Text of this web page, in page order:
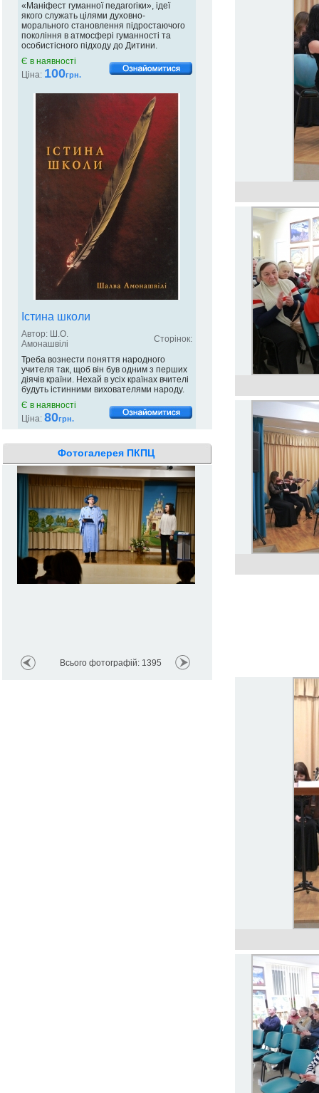
«Маніфест гуманної педагогіки», ідеї
якого служать цілями духовно-
морального становлення підростаючого
покоління в атмосфері гуманності та
особистісного підходу до Дитини.
Є в наявності
Ціна: 100грн.
Істина школи
Автор: Ш.О.
Амонашвілі
Сторінок:
Треба вознести поняття народного
учителя так, щоб він був одним з перших
діячів країни. Нехай в усіх країнах вчителі
будуть істинними вихователями народу.
Є в наявності
Ціна: 80грн.
Фотогалерея ПКПЦ
Всього фотографій: 1395